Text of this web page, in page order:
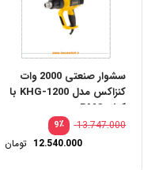
سشوار صنعتی 2000 وات
کنزاکس مدل KHG-1200 با
کیف BMC
٪9
13.747.000
12.540.000 تومان